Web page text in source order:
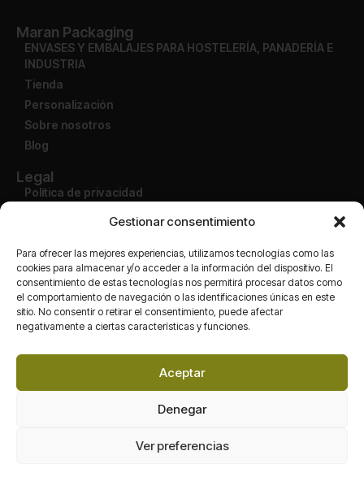
Gestionar consentimiento
Para ofrecer las mejores experiencias, utilizamos tecnologías como las
cookies para almacenar y/o acceder a la información del dispositivo. El
consentimiento de estas tecnologías nos permitirá procesar datos como
el comportamiento de navegación o las identificaciones únicas en este
sitio. No consentir o retirar el consentimiento, puede afectar
negativamente a ciertas características y funciones.
Aceptar
Denegar
Ver preferencias
Maran Packaging
ENVASES Y EMBALAJES PARA HOSTELERÍA, PANADERÍA E
INDUSTRIA
Tienda
Personalización
Sobre nosotros
Blog
Legal
Política de privacidad
Política de devolución
Cuenta
Mi cuenta
Finalizar compra
Redes